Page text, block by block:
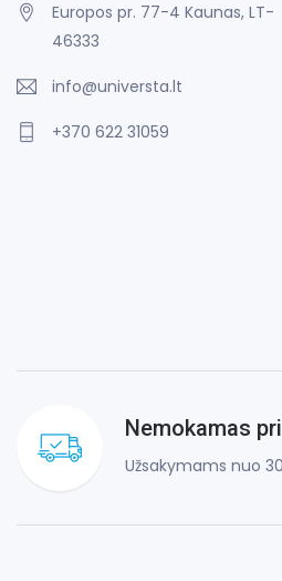
Europos pr. 77-4 Kaunas, LT-
46333
info@universta.lt
+370 622 31059
Nemokamas
Užsakymams nuo